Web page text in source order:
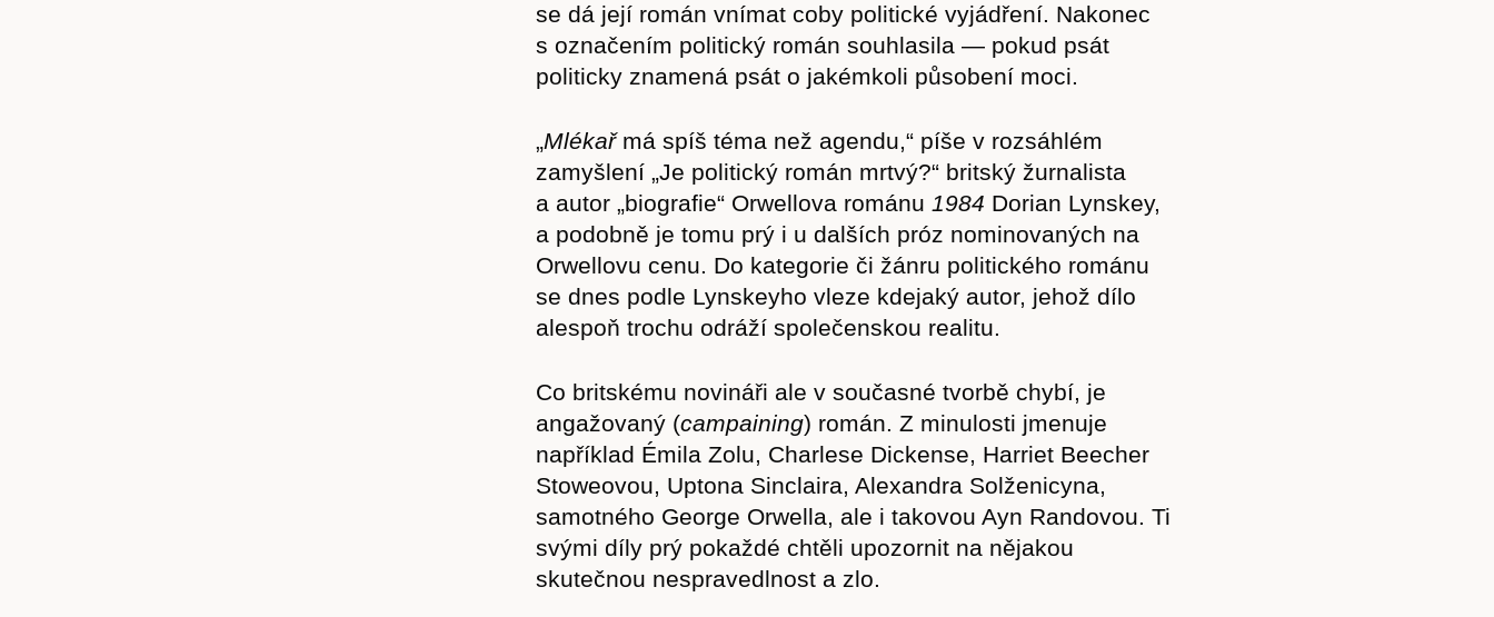
se dá její román vnímat coby politické vyjádření. Nakonec
s označením politický román souhlasila — pokud psát
politicky znamená psát o jakémkoli působení moci.
„Mlékařmá spíš téma než agendu,“ píše v rozsáhlém
zamyšlení „Je politický román mrtvý?“ britský žurnalista
a autor „biografie“ Orwellova románu 1984 Dorian Lynskey,
a podobně je tomu prý i u dalších próz nominovaných na
Orwellovu cenu. Do kategorie či žánru politického románu
se dnes podle Lynskeyho vleze kdejaký autor, jehož dílo
alespoň trochu odráží společenskou realitu.
Co britskému novináři ale v současné tvorbě chybí, je
angažovaný (campaining) román. Z minulosti jmenuje
například Émila Zolu, Charlese Dickense, Harriet Beecher
Stoweovou, Uptona Sinclaira, Alexandra Solženicyna,
samotného George Orwella, ale i takovou Ayn Randovou. Ti
svými díly prý pokaždé chtěli upozornit na nějakou
skutečnou nespravedlnost a zlo.